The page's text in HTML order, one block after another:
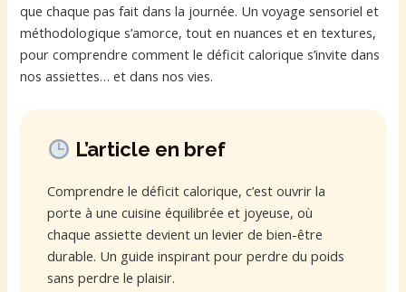
que chaque pas fait dans la journée. Un voyage sensoriel et
méthodologique s’amorce, tout en nuances et en textures,
pour comprendre comment le déficit calorique s’invite dans
nos assiettes… et dans nos vies.
L’article en bref
Comprendre le déficit calorique, c’est ouvrir la
porte à une cuisine équilibrée et joyeuse, où
chaque assiette devient un levier de bien-être
durable. Un guide inspirant pour perdre du poids
sans perdre le plaisir.